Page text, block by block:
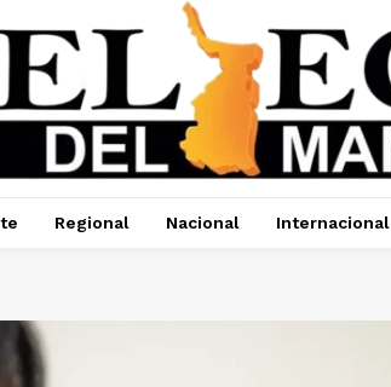
Regional Nacional Internacional